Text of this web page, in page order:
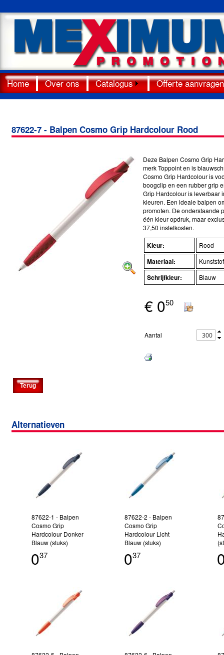
Home Over ons Catalogus Offerte aanvragen
87622-7 - Balpen Cosmo Grip Hardcolour Rood
Deze Balpen Cosmo Grip
merk Toppoint en is
Cosmo Grip Hardcolour is
boogclip en een rubber grip
Grip Hardcolour is leverbaar
kleuren. Een ideale balpen
promoten. De onderstaande
één kleur opdruk, maar
37,50 instelkosten.
Kleur: Rood
Materiaal: Kunststof
Schrijfkleur: Blauw
€ 050
Aantal
Alternatieven
87622-1 - Balpen
Cosmo Grip
Hardcolour Donker
Blauw (stuks)
037
87622-2 - Balpen
Cosmo Grip
Hardcolour Licht
Blauw (stuks)
037